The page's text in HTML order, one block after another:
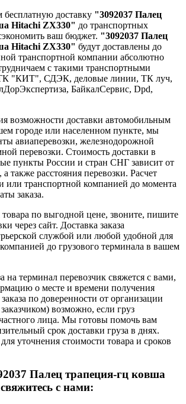
доставку "3092037 Палец
Hitachi ZX330" до транспортных
ваш бюджет. "3092037 Палец
Hitachi ZX330" будут доставлены до
транспортной компании абсолютно
с такими транспортными
"КИТ", СДЭК, деловые линии, ТК луч,
БайкалСервис, Dpd,
возможности доставки автомобильным
городе или населенном пункте, мы
авиаперевозки, железнодорожной
перевозки. Стоимость доставки в
пункты России и стран СНГ зависит от
а также расстояния перевозки. Расчет
или транспортной компанией до момента
заказа.
по выгодной цене, звоните, пишите
через сайт. Доставка заказа
службой или любой удобной для
до грузового терминала в вашем
на терминал перевозчик свяжется с вами,
о месте и времени получения
по доверенности от организации
возможно, если груз
лица. Мы готовы помочь вам
срок доставки груза в днях.
уточнения стоимости товара и сроков
Палец трапеция-гц ковша
с нами: